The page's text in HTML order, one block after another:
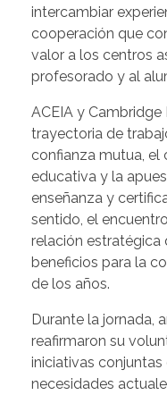
intercambiar
cooperación que
valor a los centros
profesorado y al
ACEIA y
trayectoria de
confianza mutua,
educativa y la
enseñanza y
sentido, el
relación estratégica
beneficios para la
de los años.
Durante la jornada,
reafirmaron su
iniciativas
necesidades